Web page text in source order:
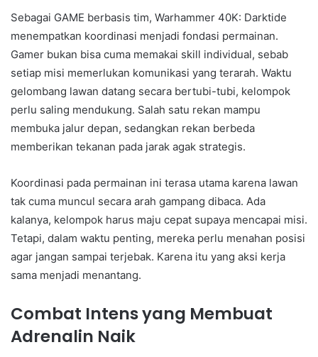
Sebagai GAME berbasis tim, Warhammer 40K: Darktide
menempatkan koordinasi menjadi fondasi permainan.
Gamer bukan bisa cuma memakai skill individual, sebab
setiap misi memerlukan komunikasi yang terarah. Waktu
gelombang lawan datang secara bertubi-tubi, kelompok
perlu saling mendukung. Salah satu rekan mampu
membuka jalur depan, sedangkan rekan berbeda
memberikan tekanan pada jarak agak strategis.
Koordinasi pada permainan ini terasa utama karena lawan
tak cuma muncul secara arah gampang dibaca. Ada
kalanya, kelompok harus maju cepat supaya mencapai misi.
Tetapi, dalam waktu penting, mereka perlu menahan posisi
agar jangan sampai terjebak. Karena itu yang aksi kerja
sama menjadi menantang.
Combat Intens yang Membuat
Adrenalin Naik